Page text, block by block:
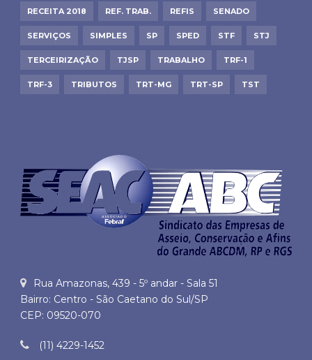
RECEITA 2018 REF. TRAB. REFIS SENADO
SERVIÇOS SIMPLES SP SPED STF STJ
TERCEIRIZAÇÃO TJSP TRABALHO TRF-1
TRF-3 TRIBUTOS TRT-MG TRT-SP TST
Rua Amazonas, 439 - 5º andar - Sala 51
Bairro: Centro - São Caetano do Sul/SP
CEP: 09520-070
(11) 4229-1452